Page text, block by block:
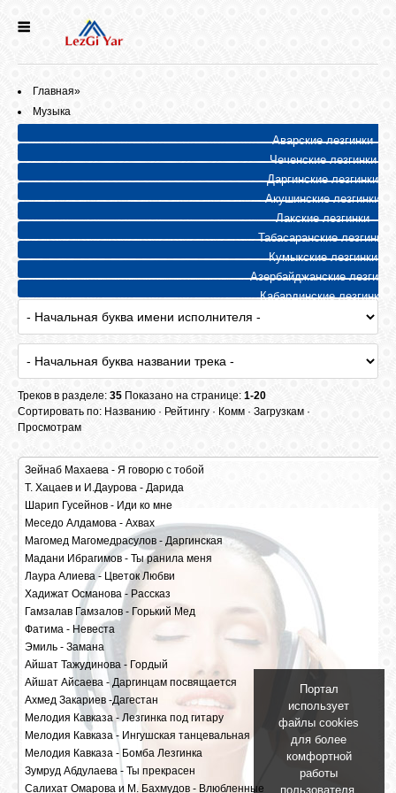
ИСТОРИЯ
НАРОДЫ
БИБЛИОТЕКА
ГОСТЕВАЯ
О САЙТЕ
ВИДЕО
МУЗЫКА
САЙТЫ
Главная»
Музыка
Аварские лезгинки
Чеченские лезгинки
Даргинские лезгинки
Акушинские лезгинки
Лакские лезгинки
Табасаранские лезгинки
Кумыкские лезгинки
Азербайджанские лезгинки
Кабардинские лезгинки
Треков в разделе: 35 Показано на странице: 1-20
Сортировать по: Названию · Рейтингу · Комм · Загрузкам ·
Просмотрам
Зейнаб Махаева - Я говорю с тобой
3113 |
5217 | 320 kbps, 10.14 Mb
Т. Хацаев и И.Даурова - Дарида
1971 |
4894 | 320 kbps, 6.05 Mb
Шарип Гусейнов - Иди ко мне
1971 |
3236 | 320 kbps, 9.76 Mb
Меседо Алдамова - Ахвах
1678 |
5407 | 320 kbps, 8.34 Mb
Магомед Магомедрасулов - Даргинская
1451 |
4359 | 320 kbps, 11.41 Mb
Мадани Ибрагимов - Ты ранила меня
1331 |
3924 | 320 kbps, 11.55 Mb
Лаура Алиева - Цветок Любви
1507 |
3049 | 320 kbps, 7.29 Mb
Хадижат Османова - Рассказ
1182 |
3733 | 320 kbps, 7.16 Mb
Гамзалав Гамзалов - Горький Мед
1213 |
2652 | 320 kbps, 10.16 Mb
Фатима - Невеста
1649 |
3997 | 320 kbps, 13.12 Mb
Эмиль - Замана
1447 |
4762 | 320 kbps, 10.57 Mb
Айшат Тажудинова - Гордый
1225 |
2447 | 320 kbps, 10.82 Mb
Айшат Айсаева - Даргинцам посвящается
949 |
3663 | 320 kbps, 6.95 Mb
Ахмед Закариев -Дагестан
1220 |
5778 | 320 kbps, 10.19 Mb
Мелодия Кавказа - Лезгинка под гитару
3230 |
9214 | 320 kbps, 7.36 Mb
Мелодия Кавказа - Ингушская танцевальная
2289 |
6306 | 320 kbps, 6.45 Mb
Мелодия Кавказа - Бомба Лезгинка
5074 |
24603 | 320 kbps, 5.69 Mb
Зумруд Абдулаева - Ты прекрасен
1646 |
3707 | 320 kbps, 12.17 Mb
Салихат Омарова и М. Бахмудов - Влюбленные
Портал
использует
файлы cookies
для более
комфортной
работы
пользователя.